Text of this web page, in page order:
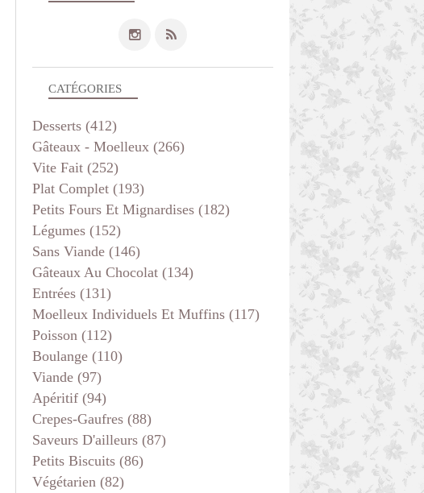
CATÉGORIES
Desserts (412)
Gâteaux - Moelleux (266)
Vite Fait (252)
Plat Complet (193)
Petits Fours Et Mignardises (182)
Légumes (152)
Sans Viande (146)
Gâteaux Au Chocolat (134)
Entrées (131)
Moelleux Individuels Et Muffins (117)
Poisson (112)
Boulange (110)
Viande (97)
Apéritif (94)
Crepes-Gaufres (88)
Saveurs D'ailleurs (87)
Petits Biscuits (86)
Végétarien (82)